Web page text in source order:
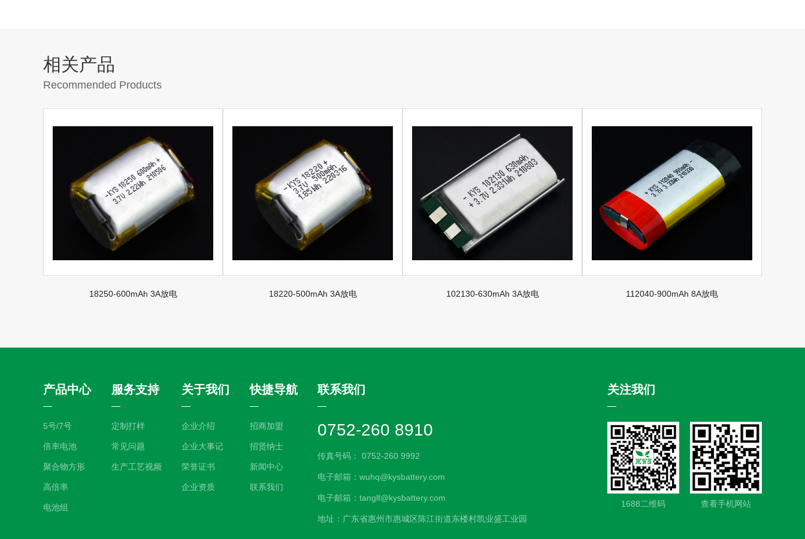
相关产品
Recommended Products
18250-600mAh 3A放电 18220-500mAh 3A放电 102130-630mAh 3A放电 112040-900mAh 8A放电
产品中心
5号/7号
倍率电池
聚合物方形
高倍率
电池组
服务支持
定制打样
常见问题
生产工艺视频
关于我们
企业介绍
企业大事记
荣誉证书
企业资质
快捷导航
招商加盟
招贤纳士
新闻中心
联系我们
联系我们
0752-260 8910
传真号码： 0752-260 9992
电子邮箱：wuhq@kysbattery.com
电子邮箱：tanglf@kysbattery.com
地址：广东省惠州市惠城区陈江街道东楼村凯业盛工业园
关注我们
1688二维码 查看手机网站